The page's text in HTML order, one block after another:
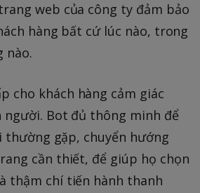
web của công ty đảm bảo
hàng bất cứ lúc nào, trong
nào.
cho khách hàng cảm giác
người. Bot đủ thông minh để
thường gặp, chuyển hướng
cần thiết, để giúp họ chọn
thậm chí tiến hành thanh